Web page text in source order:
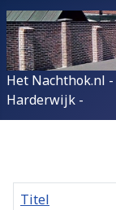
Het Nachthok.nl
Harderwijk -
Titel